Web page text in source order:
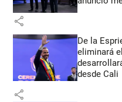
share
De la
eliminará
desde Cali
share